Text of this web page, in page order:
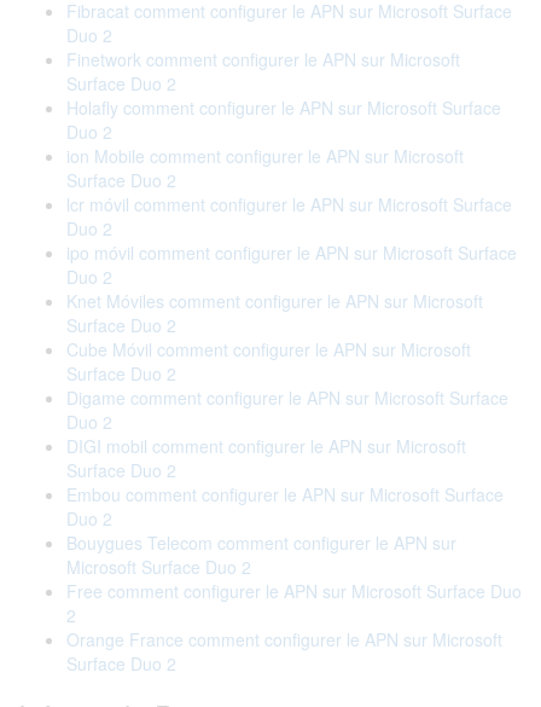
Fibracat comment configurer le APN sur Microsoft Surface
Duo 2
Finetwork comment configurer le APN sur Microsoft
Surface Duo 2
Holafly comment configurer le APN sur Microsoft Surface
Duo 2
ion Mobile comment configurer le APN sur Microsoft
Surface Duo 2
lcr móvil comment configurer le APN sur Microsoft Surface
Duo 2
ipo móvil comment configurer le APN sur Microsoft Surface
Duo 2
Knet Móviles comment configurer le APN sur Microsoft
Surface Duo 2
Cube Móvil comment configurer le APN sur Microsoft
Surface Duo 2
Digame comment configurer le APN sur Microsoft Surface
Duo 2
DIGI mobil comment configurer le APN sur Microsoft
Surface Duo 2
Embou comment configurer le APN sur Microsoft Surface
Duo 2
Bouygues Telecom comment configurer le APN sur
Microsoft Surface Duo 2
Free comment configurer le APN sur Microsoft Surface Duo
2
Orange France comment configurer le APN sur Microsoft
Surface Duo 2